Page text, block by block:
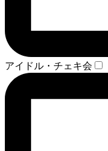
アイドル・チェキ会